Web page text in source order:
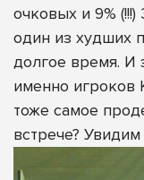
очковых и 9%
один из худших
долгое время. И
именно игроков
тоже самое
встрече?